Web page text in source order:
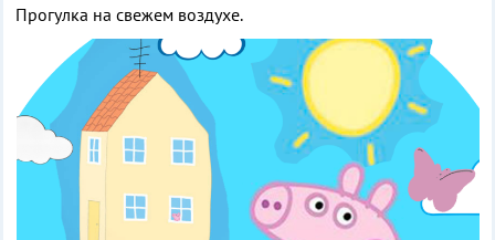
Прогулка на свежем воздухе.